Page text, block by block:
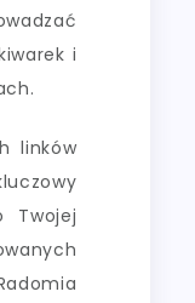
i
linków
Twojej